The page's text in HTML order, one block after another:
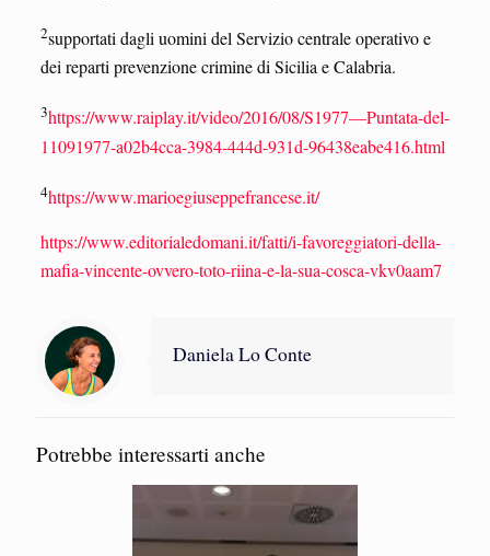
2supportati dagli uomini del Servizio centrale operativo e
dei reparti prevenzione crimine di Sicilia e Calabria.
3https://www.raiplay.it/video/2016/08/S1977—Puntata-del-
11091977-a02b4cca-3984-444d-931d-96438eabe416.html
4https://www.marioegiuseppefrancese.it/
https://www.editorialedomani.it/fatti/i-favoreggiatori-della-
mafia-vincente-ovvero-toto-riina-e-la-sua-cosca-vkv0aam7
Daniela Lo Conte
Potrebbe interessarti anche